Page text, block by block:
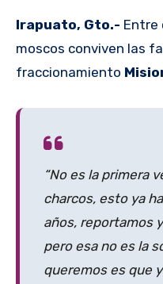
Irapuato, Gto.- Entre
moscos conviven las
fraccionamiento
“No es la primera
charcos, esto ya
años, reportamos
pero esa no es la
queremos es que